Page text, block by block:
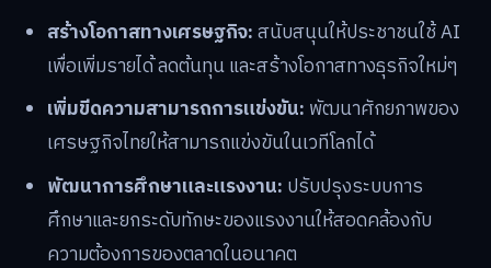
สร้างโอกาสทางเศรษฐกิจ:สนับสนุนให้ประชาชนใช้ AI
เพื่อเพิ่มรายได้ ลดต้นทุน และสร้างโอกาสทางธุรกิจใหม่ๆ
เพิ่มขีดความสามารถการแข่งขัน: พัฒนาศักยภาพของ
เศรษฐกิจไทยให้สามารถแข่งขันในเวทีโลกได้
พัฒนาการศึกษาและแรงงาน: ปรับปรุงระบบการ
ศึกษาและยกระดับทักษะของแรงงานให้สอดคล้องกับ
ความต้องการของตลาดในอนาคต